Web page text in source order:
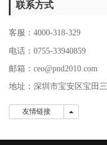
联系方式
客服：4000-318-329
电话：0755-33940859
邮箱：ceo@pnd2010.com
地址：深圳市宝安区宝田
友情链接 友情链接